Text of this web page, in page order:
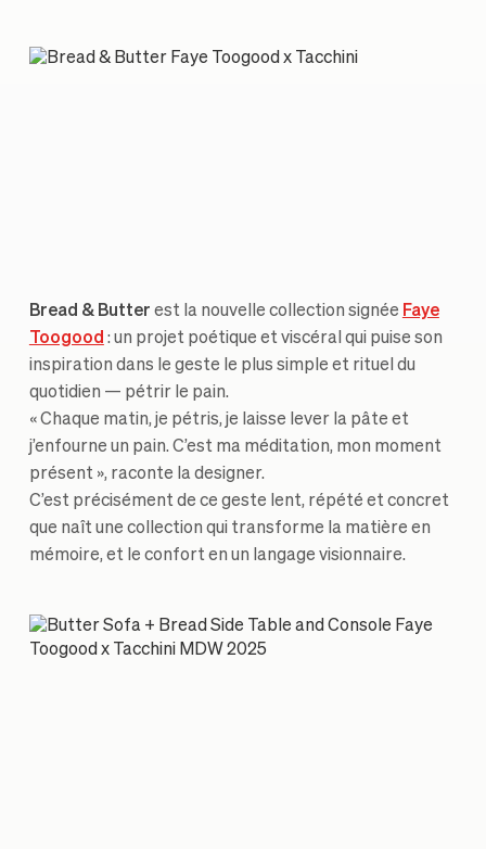
Bread & Butter est la nouvelle collection signée Faye
Toogood : un projet poétique et viscéral qui puise son
inspiration dans le geste le plus simple et rituel du
quotidien — pétrir le pain.
« Chaque matin, je pétris, je laisse lever la pâte et
j’enfourne un pain. C’est ma méditation, mon moment
présent », raconte la designer.
C’est précisément de ce geste lent, répété et concret
que naît une collection qui transforme la matière en
mémoire, et le confort en un langage visionnaire.